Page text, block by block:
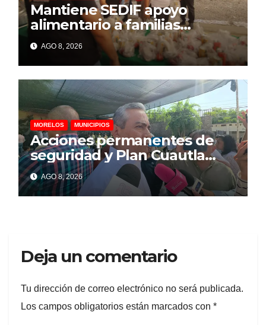
Mantiene SEDIF apoyo
alimentario a familias
afectadas por explosión en
Las Granjas
AGO 8, 2026
MORELOS MUNICIPIOS
Acciones permanentes de
seguridad y Plan Cuautla
dejan 58 detenidos y más de
150 extorsiones resueltas
AGO 8, 2026
Deja un comentario
Tu dirección de correo electrónico no será publicada.
Los campos obligatorios están marcados con *